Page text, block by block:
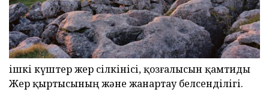
ішкі күштер жер сілкінісі, қозғалысын қамтиды
Жер қыртысының және жанартау белсенділігі.